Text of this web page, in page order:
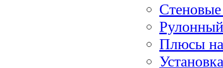
Рулонный
Плюсы